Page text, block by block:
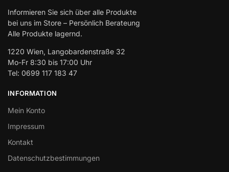
Informieren Sie sich über alle Produkte
bei uns im Store – Persönlich Berateung
Alle Produkte lagernd.
1220 Wien, Langobardenstraße 32
Mo-Fr 8:30 bis 17:00 Uhr
Tel: 0699 117 183 47
INFORMATION
Mein Konto
Impressum
Kontakt
Datenschutzbestimmungen